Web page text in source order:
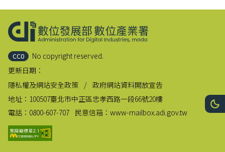
網站
深
CC0
No copyright reserved.
更新日期：
隱私權及網站安全政策
政府網站資料開放宣告
地址： 100507臺北市中正區忠孝西路一段66號20樓
電話： 0800-607-707 民意信箱： www-mailbox.adi.gov.tw